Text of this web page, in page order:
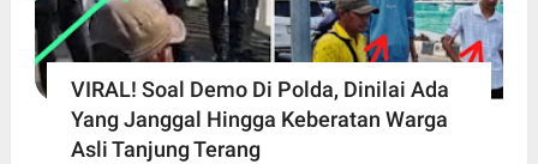
VIRAL! Soal Demo Di Polda, Dinilai Ada
Yang Janggal Hingga Keberatan Warga
Asli Tanjung Terang